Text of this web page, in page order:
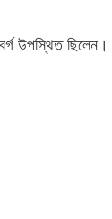
উপস্থিত ছিলেন।